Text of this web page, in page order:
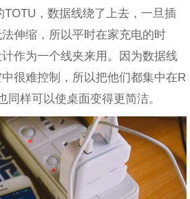
TOTU，数据线绕了上去，一旦插
伸缩，所以平时在家充电的时
作为一个线夹来用。因为数据线
很难控制，所以把他们都集中在R
同样可以使桌面变得更简洁。